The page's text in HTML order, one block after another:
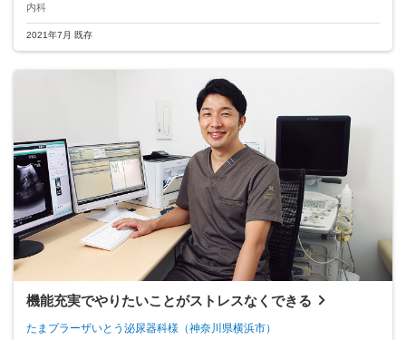
内科
2021年7月 既存
機能充実でやりたいことがストレスなくできる
たまプラーザいとう泌尿器科様 （神奈川県横浜市）